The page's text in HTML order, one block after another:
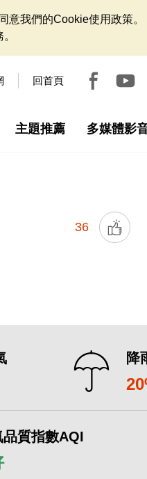
我們的Cookie使用政策。
回首頁
主題推薦 多媒體影
36
降
質指數AQI